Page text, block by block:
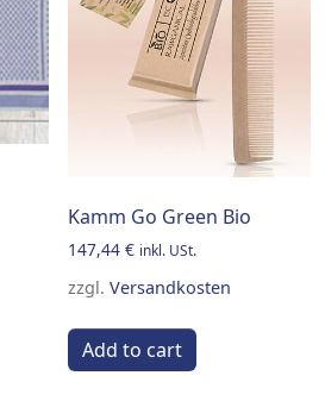
product has multiple variants.
Kamm Go Green Bio
147,44€ inkl. USt.
zzgl.Versandkosten
Add to cart